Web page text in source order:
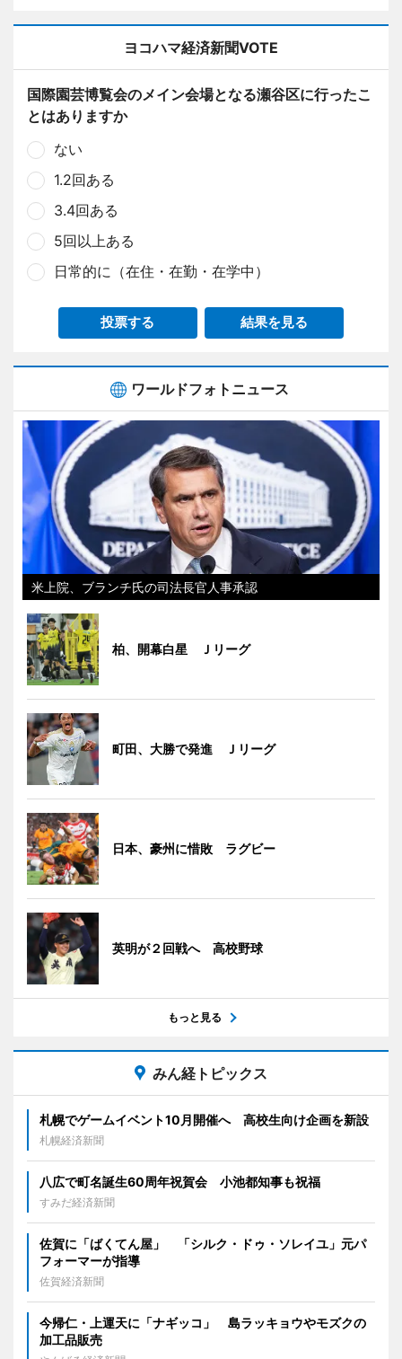
ヨコハマ経済新聞VOTE
国際園芸博覧会のメイン会場となる瀬谷区に行ったこ
とはありますか
ない
1.2回ある
3.4回ある
5回以上ある
日常的に（在住・在勤・在学中）
投票する 結果を見る
ワールドフォトニュース
米上院、ブランチ氏の司法長官人事承認
柏、開幕白星 Ｊリーグ
町田、大勝で発進 Ｊリーグ
日本、豪州に惜敗 ラグビー
英明が２回戦へ 高校野球
もっと見る
みん経トピックス
札幌でゲームイベント10月開催へ 高校生向け企画を新設
札幌経済新聞
八広で町名誕生60周年祝賀会 小池都知事も祝福
すみだ経済新聞
佐賀に「ばくてん屋」 「シルク・ドゥ・ソレイユ」元パ
フォーマーが指導
佐賀経済新聞
今帰仁・上運天に「ナギッコ」 島ラッキョウやモズクの
加工品販売